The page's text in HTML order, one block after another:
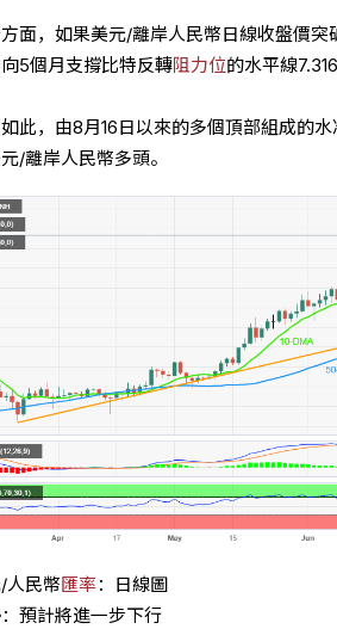
方面，如果美元/離岸人民幣日線收盤價
5個月支撐比特反轉阻力位的水平線
此，由8月16日以來的多個頂部組成的
/離岸人民幣多頭。
人民幣 匯率：日線圖
預計將進一步下行